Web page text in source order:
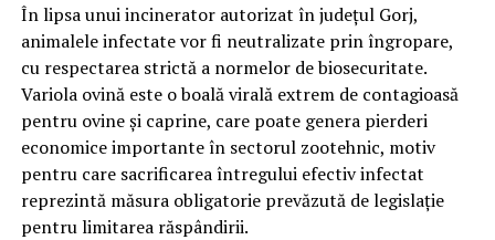
În lipsa unui incinerator autorizat în județul Gorj,
animalele infectate vor fi neutralizate prin îngropare,
cu respectarea strictă a normelor de biosecuritate.
Variola ovină este o boală virală extrem de contagioasă
pentru ovine și caprine, care poate genera pierderi
economice importante în sectorul zootehnic, motiv
pentru care sacrificarea întregului efectiv infectat
reprezintă măsura obligatorie prevăzută de legislație
pentru limitarea răspândirii.